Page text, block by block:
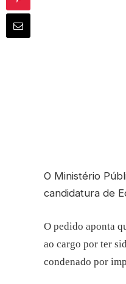
O Ministério
candidatura de
O pedido aponta
ao cargo por ter
condenado por